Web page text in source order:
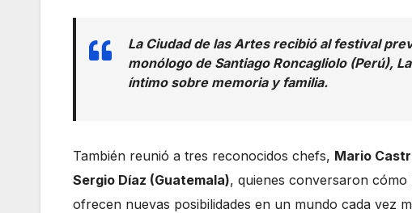
La Ciudad de las Artes recibió al festival
monólogo de Santiago Roncagliolo (Perú),
íntimo sobre memoria y familia.
También reunió a tres reconocidos chefs, Mario
Sergio Díaz (Guatemala), quienes conversaron
ofrecen nuevas posibilidades en un mundo cada vez